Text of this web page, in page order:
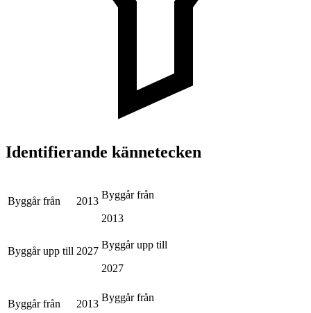
Identifierande kännetecken
Byggår från 2013
Byggår från
2013
Byggår upp till 2027
Byggår upp till
2027
Byggår från 2013
Byggår från